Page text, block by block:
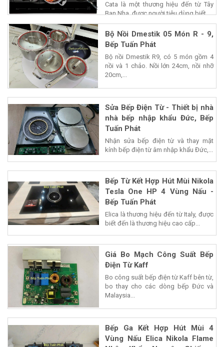
Cata là một thương hiệu đến từ Tây
Ban Nha, được người tiêu dùng biết...
Bộ Nồi Dmestik 05 Món R - 9,
Bếp Tuấn Phát
Bộ nồi Dmestik R9, có 5 món gồm 4
nồi và 1 chảo. Nồi lớn 24cm, nồi nhỡ
20cm,...
Sửa Bếp Điện Từ - Thiết bị nhà
nhà bếp nhập khẩu Đức, Bếp
Tuấn Phát
Nhận sửa bếp điện từ và thay mặt
kính bếp điện từ âm nhập khẩu Đức,...
Bếp Từ Kết Hợp Hút Mùi Nikola
Tesla One HP 4 Vùng Nấu -
Bếp Tuấn Phát
Elica là thương hiệu đến từ Italy, được
biết đến là thương hiệu cao cấp...
Giá Bo Mạch Công Suất Bếp
Điện Từ Kaff
Bo công suất bếp điện từ Kaff bên từ,
bo thay cho các dòng bếp Đức và
Malaysia...
Bếp Ga Kết Hợp Hút Mùi 4
Vùng Nấu Elica Nikola Flame